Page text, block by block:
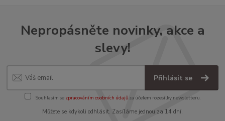
Nepropásněte novinky, akce a
slevy!
Přihlásit se
Souhlasím se zpracováním osobních údajůza účelem rozesílky newsletteru.
Můžete se kdykoli odhlásit. Zasíláme jednou za 14 dní.